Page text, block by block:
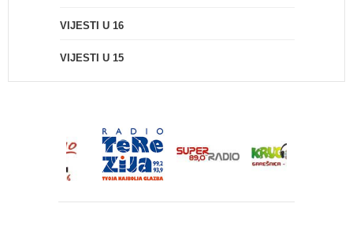
VIJESTI U 16
VIJESTI U 15